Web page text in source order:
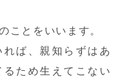
ことをいいます。
ば、親知らずはあ
ため生えてこない